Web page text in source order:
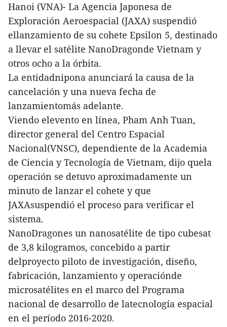
Hanoi (VNA)- La Agencia Japonesa de
Exploración Aeroespacial (JAXA) suspendió
ellanzamiento de su cohete Epsilon 5, destinado
a llevar el satélite NanoDragonde Vietnam y
otros ocho a la órbita.
La entidadnipona anunciará la causa de la
cancelación y una nueva fecha de
lanzamientomás adelante.
Viendo elevento en línea, Pham Anh Tuan,
director general del Centro Espacial
Nacional(VNSC), dependiente de la Academia
de Ciencia y Tecnología de Vietnam, dijo quela
operación se detuvo aproximadamente un
minuto de lanzar el cohete y que
JAXAsuspendió el proceso para verificar el
sistema.
NanoDragones un nanosatélite de tipo cubesat
de 3,8 kilogramos, concebido a partir
delproyecto piloto de investigación, diseño,
fabricación, lanzamiento y operaciónde
microsatélites en el marco del Programa
nacional de desarrollo de latecnología espacial
en el período 2016-2020.